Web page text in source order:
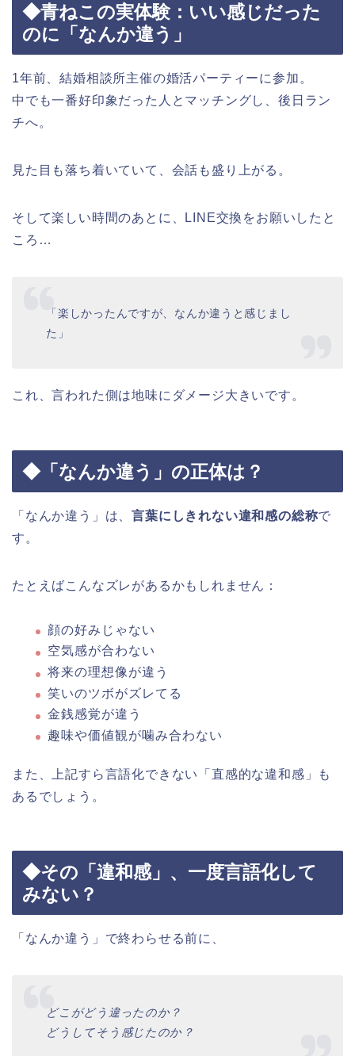
◆青ねこの実体験：いい感じだった
のに「なんか違う」
1年前、結婚相談所主催の婚活パーティーに参加。
中でも一番好印象だった人とマッチングし、後日ラン
チへ。
見た目も落ち着いていて、会話も盛り上がる。
そして楽しい時間のあとに、LINE交換をお願いしたと
ころ…
「楽しかったんですが、なんか違うと感じまし
た」
これ、言われた側は地味にダメージ大きいです。
◆「なんか違う」の正体は？
「なんか違う」は、言葉にしきれない違和感の総称で
す。
たとえばこんなズレがあるかもしれません：
顔の好みじゃない
空気感が合わない
将来の理想像が違う
笑いのツボがズレてる
金銭感覚が違う
趣味や価値観が噛み合わない
また、上記すら言語化できない「直感的な違和感」も
あるでしょう。
◆その「違和感」、一度言語化して
みない？
「なんか違う」で終わらせる前に、
どこがどう違ったのか？
どうしてそう感じたのか？